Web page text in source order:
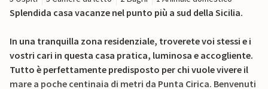
Splendida casa vacanze nel punto più a sud della Sicilia.
In una tranquilla zona residenziale, troverete voi stessi e i
vostri cari in questa casa pratica, luminosa e accogliente.
Tutto è perfettamente predisposto per chi vuole vivere il
mare a poche centinaia di metri da Punta Cirica. Benvenuti